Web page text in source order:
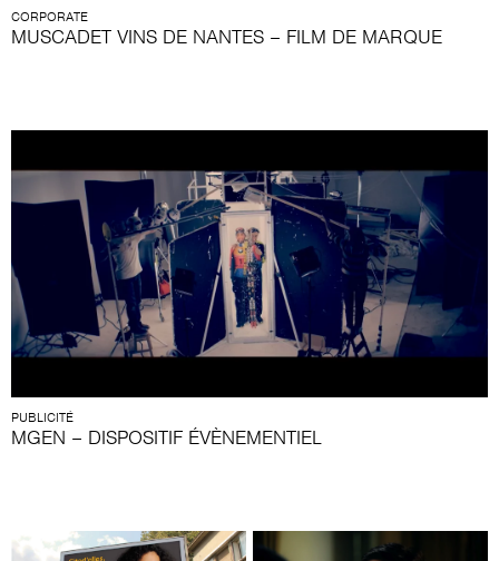
CORPORATE
MUSCADET VINS DE NANTES – FILM DE MARQUE
PUBLICITÉ
MGEN – DISPOSITIF ÉVÈNEMENTIEL